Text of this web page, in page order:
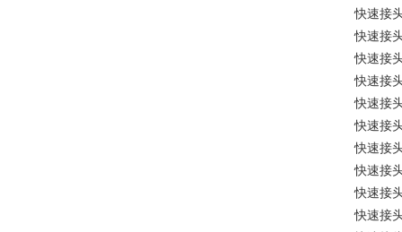
快速接
快速接
快速接
快速接
快速接
快速接
快速接
快速接
快速接
快速接